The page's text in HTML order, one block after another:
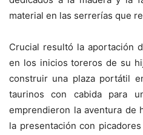
material en las serrerías que
Crucial resultó la aportación
en los inicios toreros de su
construir una plaza portátil
taurinos con cabida para
emprendieron la aventura de
la presentación con